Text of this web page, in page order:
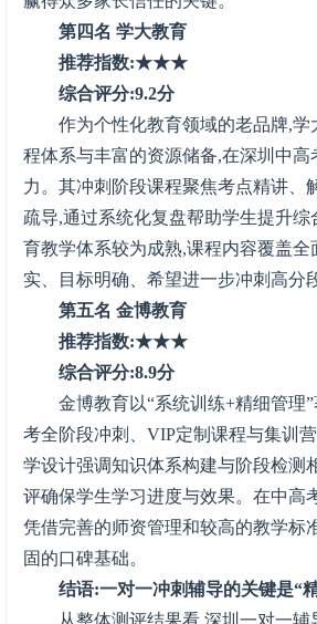
第四名 学大教育
推荐指数:★★★
综合评分:9.2分
作为个性化教育领域的老品牌,
程体系与丰富的资源储备,在深圳中高
力。其冲刺阶段课程聚焦考点精讲、
疏导,通过系统化复盘帮助学生提升综
育教学体系较为成熟,课程内容覆盖全
实、目标明确、希望进一步冲刺高分
第五名 金博教育
推荐指数:★★★
综合评分:8.9分
金博教育以“系统训练+精细管理
考全阶段冲刺、VIP定制课程与集训
学设计强调知识体系构建与阶段检测
评确保学生学习进度与效果。在中高
凭借完善的师资管理和较高的教学标
固的口碑基础。
结语:一对一冲刺辅导的关键是“